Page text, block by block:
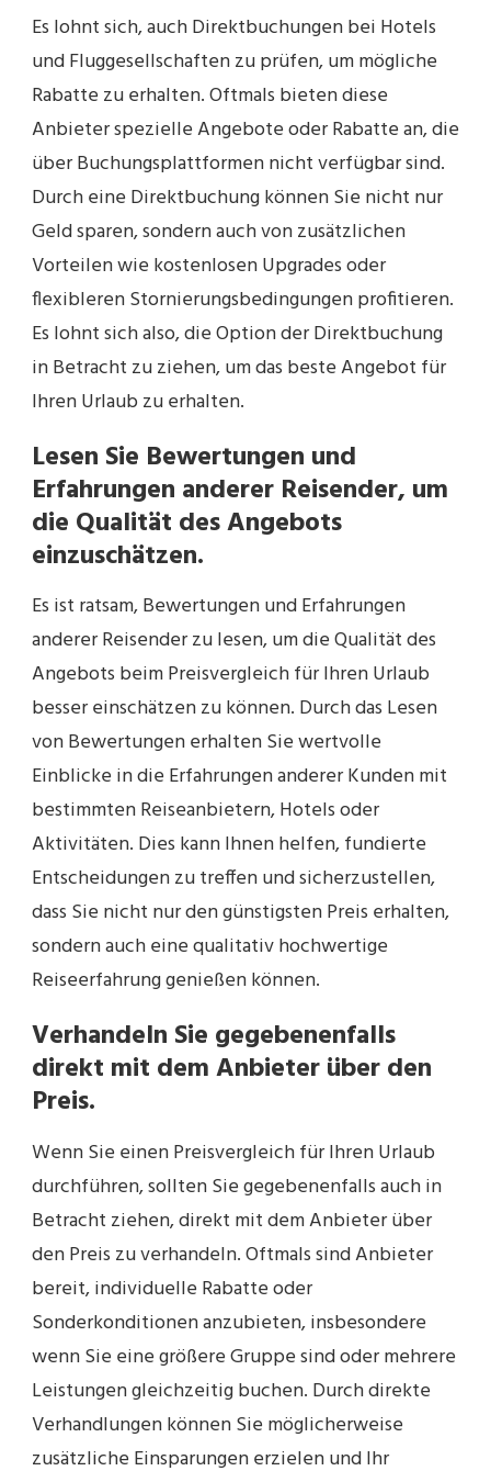
Es lohnt sich, auch Direktbuchungen bei Hotels
und Fluggesellschaften zu prüfen, um mögliche
Rabatte zu erhalten. Oftmals bieten diese
Anbieter spezielle Angebote oder Rabatte an, die
über Buchungsplattformen nicht verfügbar sind.
Durch eine Direktbuchung können Sie nicht nur
Geld sparen, sondern auch von zusätzlichen
Vorteilen wie kostenlosen Upgrades oder
flexibleren Stornierungsbedingungen profitieren.
Es lohnt sich also, die Option der Direktbuchung
in Betracht zu ziehen, um das beste Angebot für
Ihren Urlaub zu erhalten.
Lesen Sie Bewertungen und
Erfahrungen anderer Reisender, um
die Qualität des Angebots
einzuschätzen.
Es ist ratsam, Bewertungen und Erfahrungen
anderer Reisender zu lesen, um die Qualität des
Angebots beim Preisvergleich für Ihren Urlaub
besser einschätzen zu können. Durch das Lesen
von Bewertungen erhalten Sie wertvolle
Einblicke in die Erfahrungen anderer Kunden mit
bestimmten Reiseanbietern, Hotels oder
Aktivitäten. Dies kann Ihnen helfen, fundierte
Entscheidungen zu treffen und sicherzustellen,
dass Sie nicht nur den günstigsten Preis erhalten,
sondern auch eine qualitativ hochwertige
Reiseerfahrung genießen können.
Verhandeln Sie gegebenenfalls
direkt mit dem Anbieter über den
Preis.
Wenn Sie einen Preisvergleich für Ihren Urlaub
durchführen, sollten Sie gegebenenfalls auch in
Betracht ziehen, direkt mit dem Anbieter über
den Preis zu verhandeln. Oftmals sind Anbieter
bereit, individuelle Rabatte oder
Sonderkonditionen anzubieten, insbesondere
wenn Sie eine größere Gruppe sind oder mehrere
Leistungen gleichzeitig buchen. Durch direkte
Verhandlungen können Sie möglicherweise
zusätzliche Einsparungen erzielen und Ihr